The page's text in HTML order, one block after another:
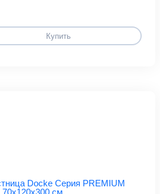
Купить